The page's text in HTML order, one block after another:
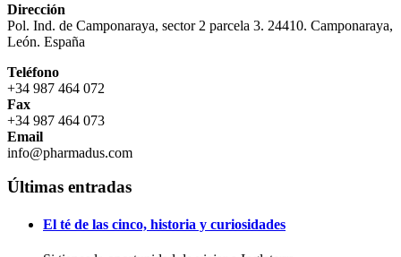
Dirección
Pol. Ind. de Camponaraya, sector 2 parcela 3. 24410. Camponaraya,
León. España
Teléfono
+34 987 464 072
Fax
+34 987 464 073
Email
info@pharmadus.com
Últimas entradas
El té de las cinco, historia y curiosidades